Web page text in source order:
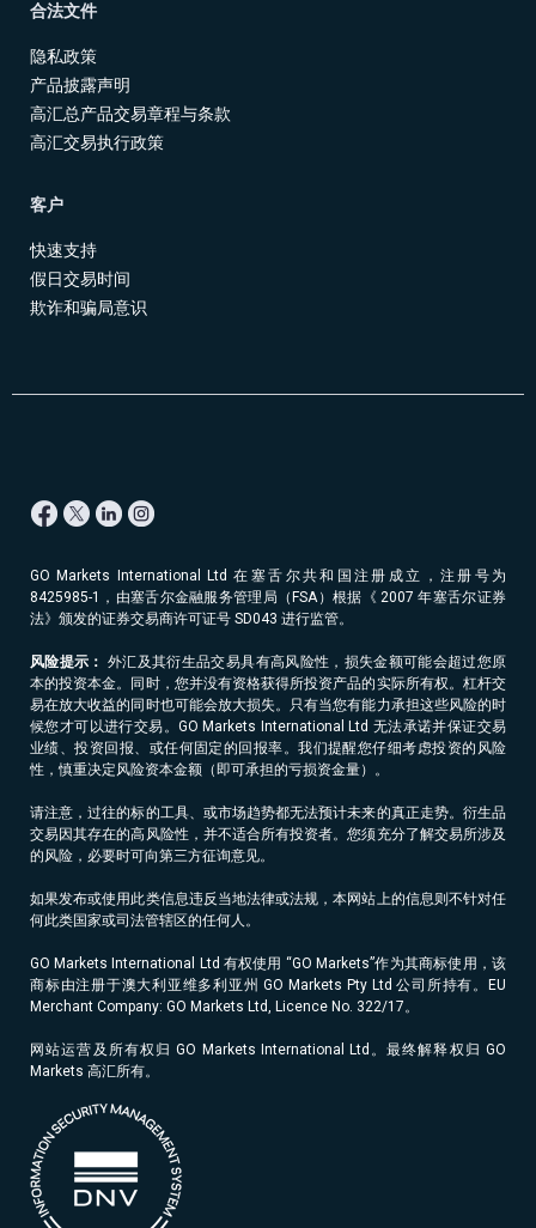
合法文件
隐私政策
产品披露声明
高汇总产品交易章程与条款
高汇交易执行政策
客户
快速支持
假日交易时间
欺诈和骗局意识
GO Markets International Ltd 在塞舌尔共和国注册成立，注册号为
8425985-1，由塞舌尔金融服务管理局（FSA）根据《 2007 年塞舌尔证券
法》颁发的证券交易商许可证号 SD043 进行监管。
风险提示： 外汇及其衍生品交易具有高风险性，损失金额可能会超过您原
本的投资本金。同时，您并没有资格获得所投资产品的实际所有权。杠杆交
易在放大收益的同时也可能会放大损失。只有当您有能力承担这些风险的时
候您才可以进行交易。GO Markets International Ltd 无法承诺并保证交易
业绩、投资回报、或任何固定的回报率。我们提醒您仔细考虑投资的风险
性，慎重决定风险资本金额（即可承担的亏损资金量）。
请注意，过往的标的工具、或市场趋势都无法预计未来的真正走势。衍生品
交易因其存在的高风险性，并不适合所有投资者。您须充分了解交易所涉及
的风险，必要时可向第三方征询意见。
如果发布或使用此类信息违反当地法律或法规，本网站上的信息则不针对任
何此类国家或司法管辖区的任何人。
GO Markets International Ltd 有权使用 “GO Markets”作为其商标使用，该
商标由注册于澳大利亚维多利亚州 GO Markets Pty Ltd 公司所持有。EU
Merchant Company: GO Markets Ltd, Licence No. 322/17。
网站运营及所有权归 GO Markets International Ltd。最终解释权归 GO
Markets 高汇所有。